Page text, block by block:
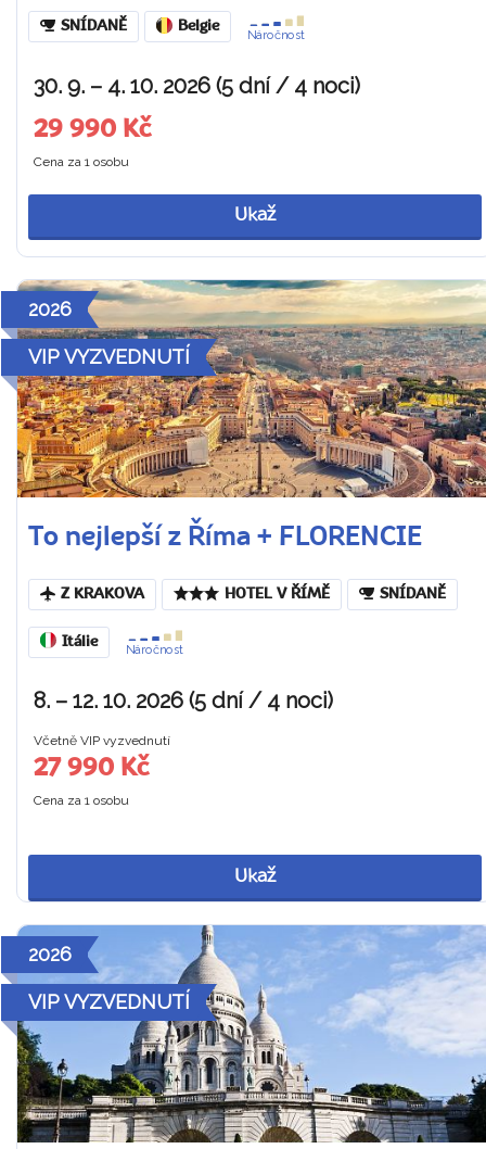
SNÍDANĚ Belgie
Náročnost
30. 9. – 4. 10. 2026 (5 dní / 4 noci)
29 990 Kč
Cena za 1 osobu
Ukaž
2026
VIP VYZVEDNUTÍ
To nejlepší z Říma + FLORENCIE
Z KRAKOVA HOTEL V ŘÍMĚ SNÍDANĚ
Itálie
Náročnost
8. – 12. 10. 2026 (5 dní / 4 noci)
Včetně VIP vyzvednutí
27 990 Kč
Cena za 1 osobu
Ukaž
2026
VIP VYZVEDNUTÍ